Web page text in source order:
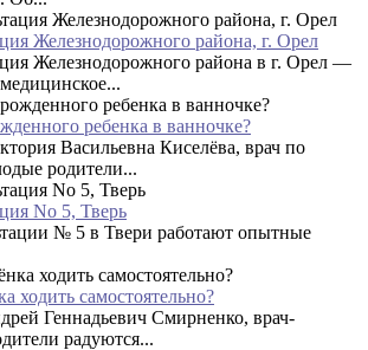
Железнодорожного района, г. Орел
Железнодорожного района в г. Орел —
ребенка в ванночке?
Васильевна Киселёва, врач по
родители...
No 5, Тверь
№ 5 в Твери работают опытные
ходить самостоятельно?
Геннадьевич Смирненко, врач-
радуются...